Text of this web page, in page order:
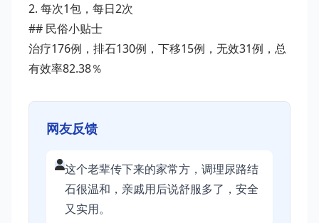
2. 每次1包，每日2次
## 民俗小贴士
治疗176例，排石130例，下移15例，无效31例，总
有效率82.38％
网友反馈
这个老辈传下来的家常方，调理尿路结
石很温和，亲戚用后说舒服多了，安全
又实用。